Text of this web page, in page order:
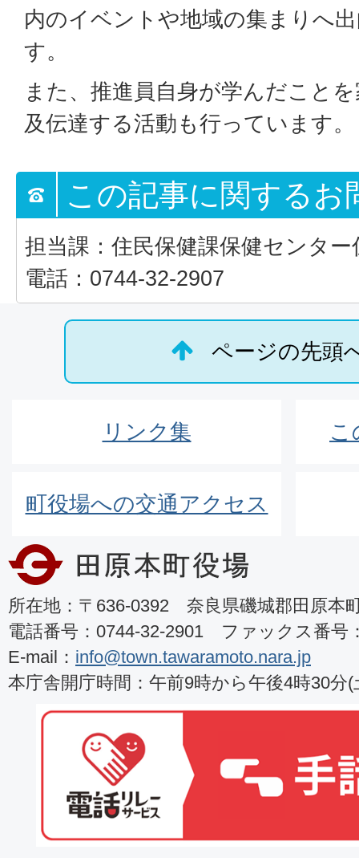
内のイベントや地域の集まりへ
す。
また、推進員自身が学んだこと
及伝達する活動も行っています。
この記事に関するお
担当課：住民保健課保健センター
電話：0744-32-2907
ページの先頭
リンク集 こ
町役場への交通アクセス
所在地：〒636-0392 奈良県磯城郡田原本
電話番号：0744-32-2901 ファックス番号
E-mail： info@town.tawaramoto.nara.jp
本庁舎開庁時間：午前9時から午後4時30分